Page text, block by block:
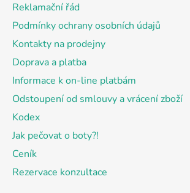
Reklamační řád
Podmínky ochrany osobních údajů
Kontakty na prodejny
Doprava a platba
Informace k on-line platbám
Odstoupení od smlouvy a vrácení zboží
Kodex
Jak pečovat o boty?!
Ceník
Rezervace konzultace